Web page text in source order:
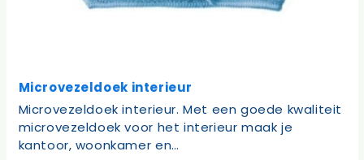
Microvezeldoek interieur
Microvezeldoek interieur. Met een goede kwaliteit
microvezeldoek voor het interieur maak je
kantoor, woonkamer en…